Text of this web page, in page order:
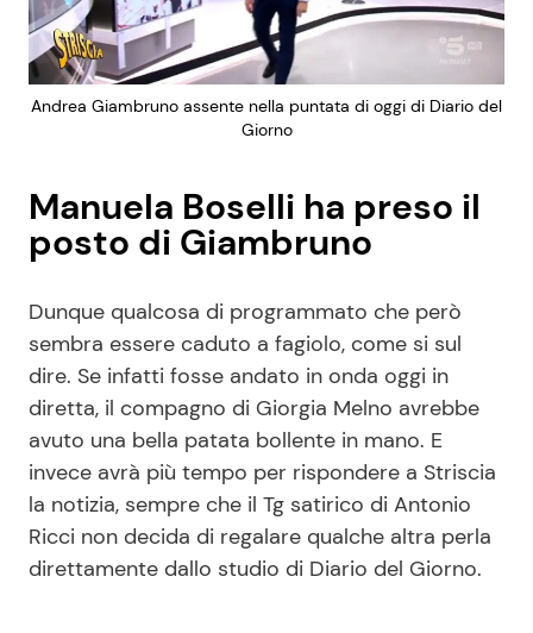
Andrea Giambruno assente nella puntata di oggi di Diario del
Giorno
Manuela Boselli ha preso il
posto di Giambruno
Dunque qualcosa di programmato che però
sembra essere caduto a fagiolo, come si sul
dire. Se infatti fosse andato in onda oggi in
diretta, il compagno di Giorgia Melno avrebbe
avuto una bella patata bollente in mano. E
invece avrà più tempo per rispondere a Striscia
la notizia, sempre che il Tg satirico di Antonio
Ricci non decida di regalare qualche altra perla
direttamente dallo studio di Diario del Giorno.